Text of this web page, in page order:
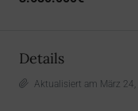
Details
Aktualisiert am März